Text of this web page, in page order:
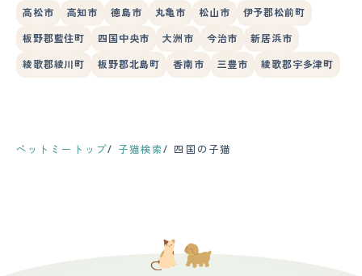
高松市 高知市 徳島市 丸亀市 松山市 伊予郡松前町
板野郡藍住町 四国中央市 大洲市 今治市 新居浜市
綾歌郡綾川町 板野郡北島町 香南市 三豊市 綾歌郡宇多津町
ペットミートップ 子猫検索 四国の子猫